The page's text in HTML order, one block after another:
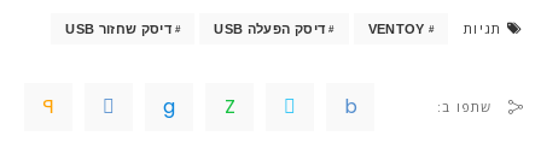
תגיות VENTOY דיסק הפעלה USB דיסק שחזור USB
שתפו ב: